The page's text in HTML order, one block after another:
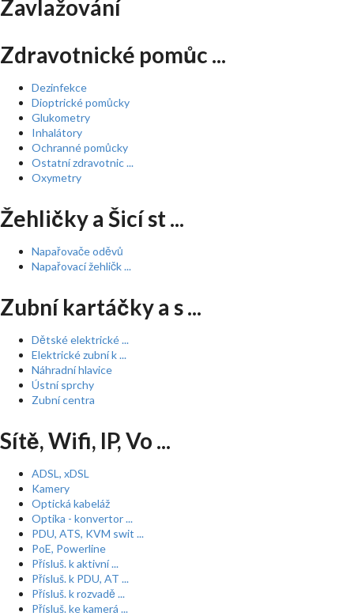
Zavlažování
Zdravotnické pomůc ...
Dezinfekce
Dioptrické pomůcky
Glukometry
Inhalátory
Ochranné pomůcky
Ostatní zdravotnic ...
Oxymetry
Žehličky a Šicí st ...
Napařovače oděvů
Napařovací žehličk ...
Zubní kartáčky a s ...
Dětské elektrické ...
Elektrické zubní k ...
Náhradní hlavice
Ústní sprchy
Zubní centra
Sítě, Wifi, IP, Vo ...
ADSL, xDSL
Kamery
Optická kabeláž
Optika - konvertor ...
PDU, ATS, KVM swit ...
PoE, Powerline
Přísluš. k aktivní ...
Přísluš. k PDU, AT ...
Přísluš. k rozvadě ...
Přísluš. ke kamerá ...